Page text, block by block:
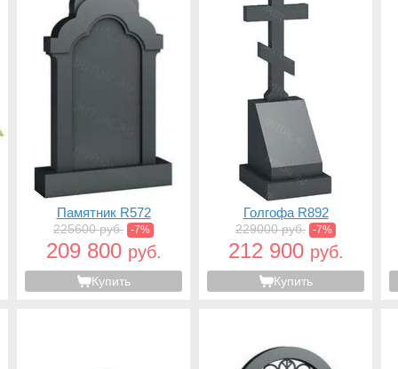
Памятник R572
225600 руб. -7%
209 800 руб.
Купить
Голгофа R892
229000 руб. -7%
212 900 руб.
Купить